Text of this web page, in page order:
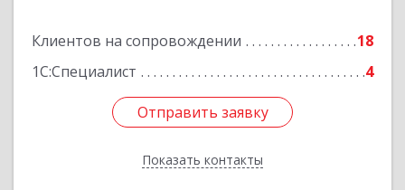
Клиентов на сопровождении
18
1С:Специалист
4
Отправить заявку
Показать контакты
Подробнее
Отправить заявку
Назад